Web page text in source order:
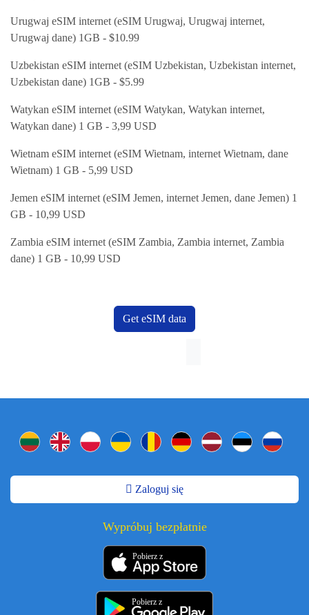
Urugwaj eSIM internet (eSIM Urugwaj, Urugwaj internet,
Urugwaj dane) 1GB - $10.99
Uzbekistan eSIM internet (eSIM Uzbekistan, Uzbekistan internet,
Uzbekistan dane) 1GB - $5.99
Watykan eSIM internet (eSIM Watykan, Watykan internet,
Watykan dane) 1 GB - 3,99 USD
Wietnam eSIM internet (eSIM Wietnam, internet Wietnam, dane
Wietnam) 1 GB - 5,99 USD
Jemen eSIM internet (eSIM Jemen, internet Jemen, dane Jemen) 1
GB - 10,99 USD
Zambia eSIM internet (eSIM Zambia, Zambia internet, Zambia
dane) 1 GB - 10,99 USD
Get eSIM data
Zaloguj się
Wypróbuj bezpłatnie
Pobierz z
Pobierz z